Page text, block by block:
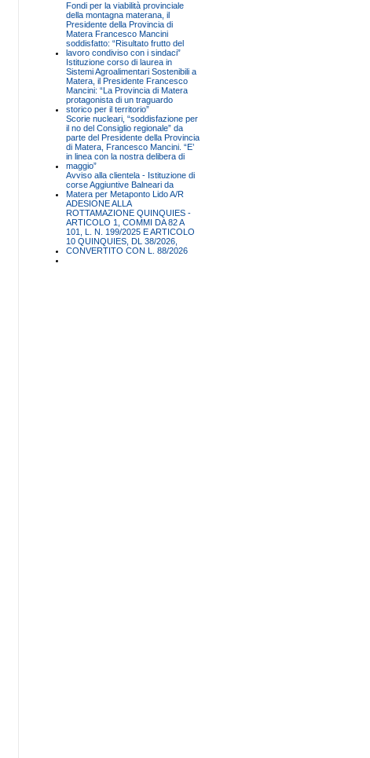
Fondi per la viabilità provinciale
della montagna materana, il
Presidente della Provincia di
Matera Francesco Mancini
soddisfatto: “Risultato frutto del
lavoro condiviso con i sindaci”
Istituzione corso di laurea in
Sistemi Agroalimentari Sostenibili a
Matera, il Presidente Francesco
Mancini: “La Provincia di Matera
protagonista di un traguardo
storico per il territorio”
Scorie nucleari, “soddisfazione per
il no del Consiglio regionale” da
parte del Presidente della Provincia
di Matera, Francesco Mancini. “E’
in linea con la nostra delibera di
maggio”
Avviso alla clientela - Istituzione di
corse Aggiuntive Balneari da
Matera per Metaponto Lido A/R
ADESIONE ALLA
ROTTAMAZIONE QUINQUIES -
ARTICOLO 1, COMMI DA 82 A
101, L. N. 199/2025 E ARTICOLO
10 QUINQUIES, DL 38/2026,
CONVERTITO CON L. 88/2026